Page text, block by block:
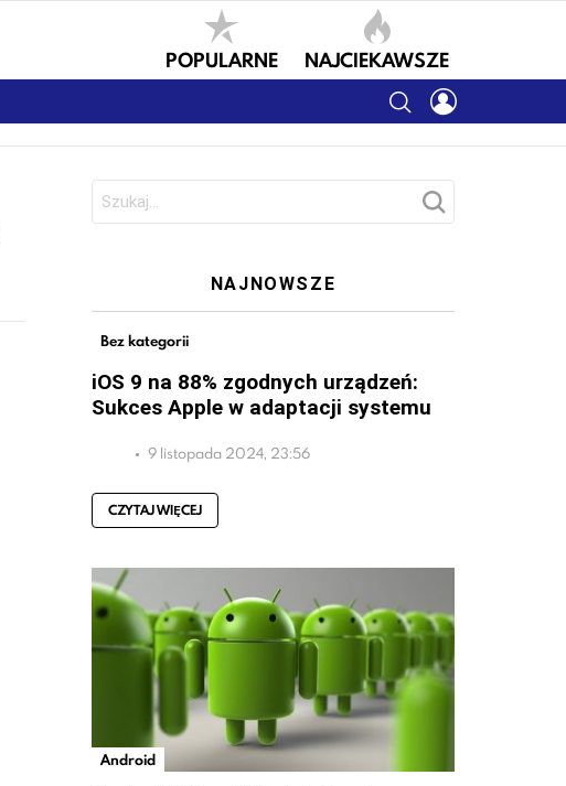
POPULARNE NAJCIEKAWSZE
SEARCH
NAJNOWSZE
Bez kategorii
iOS 9 na 88% zgodnych urządzeń:
Sukces Apple w adaptacji systemu
9 listopada 2024, 23:56
CZYTAJ WIĘCEJ
Android